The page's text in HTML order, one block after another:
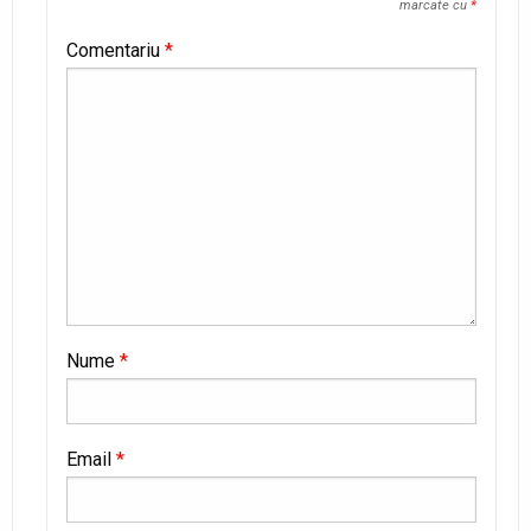
marcate cu *
Comentariu *
Nume *
Email *